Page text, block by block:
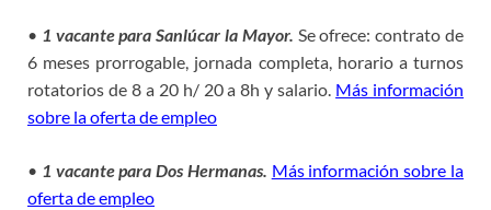
• 1 vacante para Sanlúcar la Mayor. Se ofrece: contrato de
6 meses prorrogable, jornada completa, horario a turnos
rotatorios de 8 a 20 h/ 20 a 8h y salario. Más información
sobre la oferta de empleo
• 1 vacante para Dos Hermanas. Más información sobre la
oferta de empleo